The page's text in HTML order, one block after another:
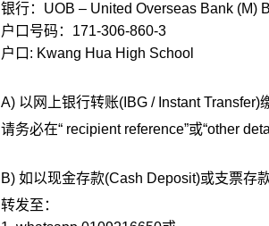
银行：UOB – United Overseas Bank (M)
户口号码：171-306-860-3
户口: Kwang Hua High School
A) 以网上银行转账(IBG / Instant
请务必在“ recipient reference”或“other
B) 如以现金存款(Cash Deposit)或支票存
转发至：